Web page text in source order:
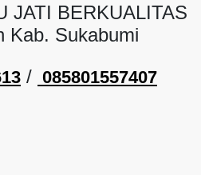
JATI BERKUALITAS
Kab. Sukabumi
/ 085801557407